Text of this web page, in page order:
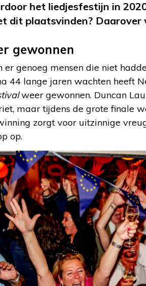
het liedjesfestijn in
dit plaatsvinden?
gewonnen
er genoeg mensen die niet
44 lange jaren wachten heeft
weer gewonnen. Duncan
maar tijdens de grote finale
zorgt voor uitzinnige
op.